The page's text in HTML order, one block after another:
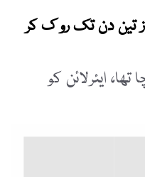
تین دن تک روک کر
ایئرلائن کو